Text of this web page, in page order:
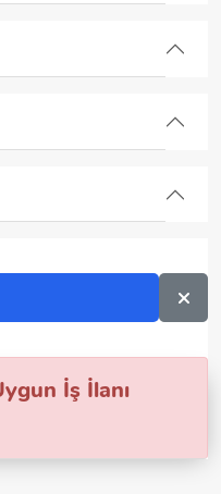
İş İlanı